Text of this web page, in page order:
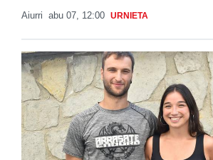
Aiurri abu 07, 12:00 URNIETA